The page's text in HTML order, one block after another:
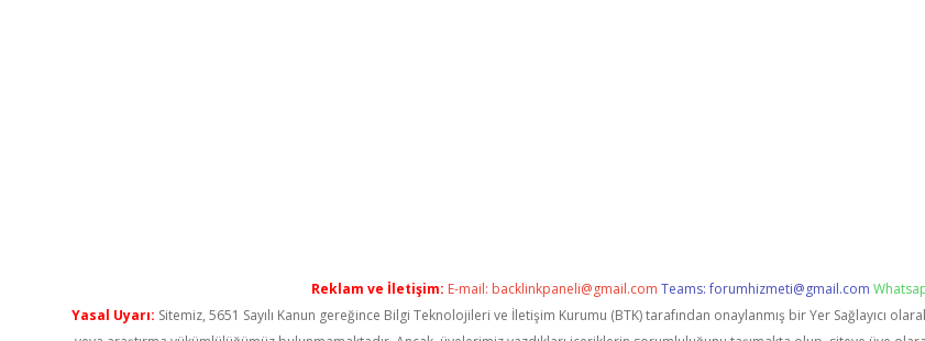
Reklam ve İletişim: E-mail: backlinkpaneli@gmail.com Teams:forumhizmeti@gmail.com
Yasal Uyarı: Sitemiz, 5651 Sayılı Kanun gereğince Bilgi Teknolojileri ve İletişim Kurumu (BTK) tarafından onaylanmış bir Yer Sağlayıcı